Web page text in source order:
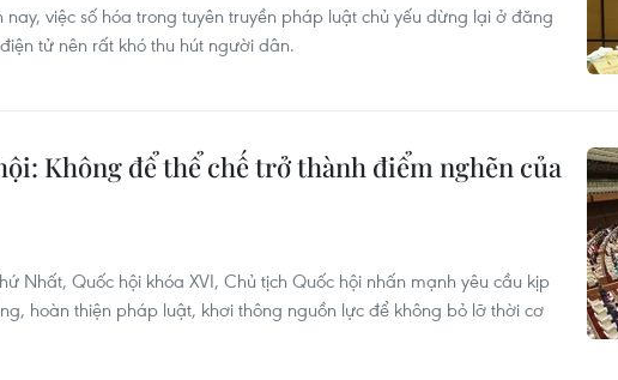
nay, việc số hóa trong tuyên truyền pháp luật chủ yếu dừng lại ở đăng
tử nên rất khó thu hút người dân.
Không để thể chế trở thành điểm nghẽn của
Nhất, Quốc hội khóa XVI, Chủ tịch Quốc hội nhấn mạnh yêu cầu kịp
hoàn thiện pháp luật, khơi thông nguồn lực để không bỏ lỡ thời cơ